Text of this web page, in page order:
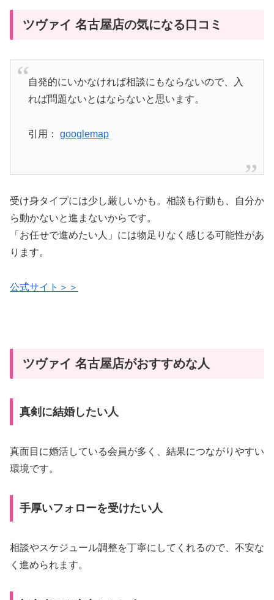
ツヴァイ 名古屋店の気になる口コミ
自発的にいかなければ相談にもならないので、入
れば問題ないとはならないと思います。
引用： googlemap
受け身タイプには少し厳しいかも。相談も行動も、自分か
ら動かないと進まないからです。
「お任せで進めたい人」には物足りなく感じる可能性があ
ります。
公式サイト＞＞
ツヴァイ 名古屋店がおすすめな人
真剣に結婚したい人
真面目に婚活している会員が多く、結果につながりやすい
環境です。
手厚いフォローを受けたい人
相談やスケジュール調整を丁寧にしてくれるので、不安な
く進められます。